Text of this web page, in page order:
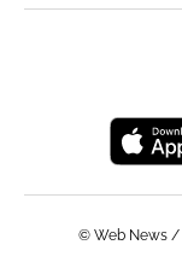
© Web News /